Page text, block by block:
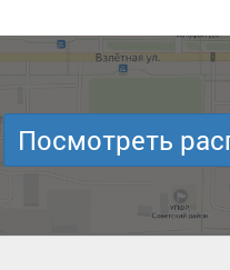
Посмотреть